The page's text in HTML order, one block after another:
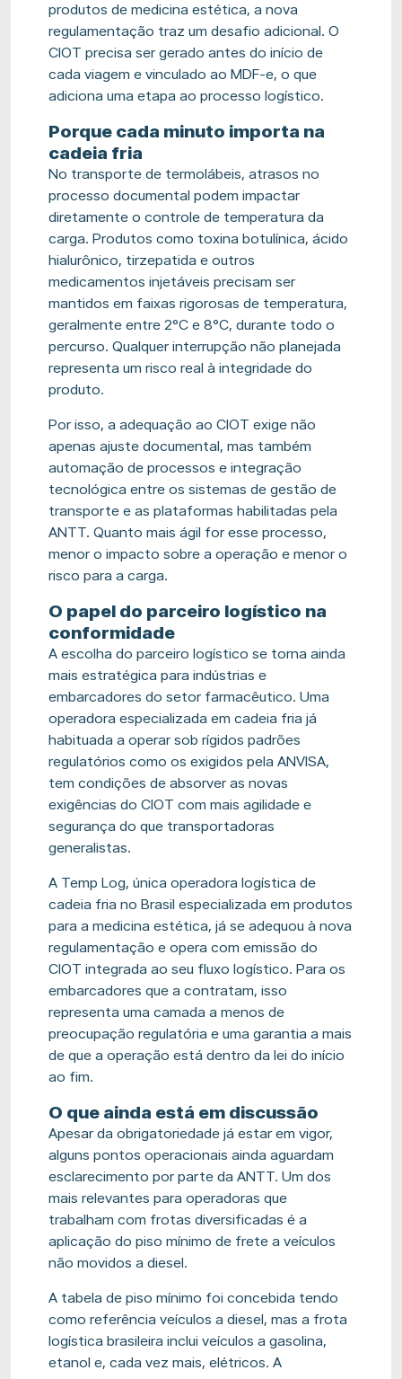
produtos de medicina estética, a nova
regulamentação traz um desafio adicional. O
CIOT precisa ser gerado antes do início de
cada viagem e vinculado ao MDF-e, o que
adiciona uma etapa ao processo logístico.
Porque cada minuto importa na
cadeia fria
No transporte de termolábeis, atrasos no
processo documental podem impactar
diretamente o controle de temperatura da
carga. Produtos como toxina botulínica, ácido
hialurônico, tirzepatida e outros
medicamentos injetáveis precisam ser
mantidos em faixas rigorosas de temperatura,
geralmente entre 2°C e 8°C, durante todo o
percurso. Qualquer interrupção não planejada
representa um risco real à integridade do
produto.
Por isso, a adequação ao CIOT exige não
apenas ajuste documental, mas também
automação de processos e integração
tecnológica entre os sistemas de gestão de
transporte e as plataformas habilitadas pela
ANTT. Quanto mais ágil for esse processo,
menor o impacto sobre a operação e menor o
risco para a carga.
O papel do parceiro logístico na
conformidade
A escolha do parceiro logístico se torna ainda
mais estratégica para indústrias e
embarcadores do setor farmacêutico. Uma
operadora especializada em cadeia fria já
habituada a operar sob rígidos padrões
regulatórios como os exigidos pela ANVISA,
tem condições de absorver as novas
exigências do CIOT com mais agilidade e
segurança do que transportadoras
generalistas.
A Temp Log, única operadora logística de
cadeia fria no Brasil especializada em produtos
para a medicina estética, já se adequou à nova
regulamentação e opera com emissão do
CIOT integrada ao seu fluxo logístico. Para os
embarcadores que a contratam, isso
representa uma camada a menos de
preocupação regulatória e uma garantia a mais
de que a operação está dentro da lei do início
ao fim.
O que ainda está em discussão
Apesar da obrigatoriedade já estar em vigor,
alguns pontos operacionais ainda aguardam
esclarecimento por parte da ANTT. Um dos
mais relevantes para operadoras que
trabalham com frotas diversificadas é a
aplicação do piso mínimo de frete a veículos
não movidos a diesel.
A tabela de piso mínimo foi concebida tendo
como referência veículos a diesel, mas a frota
logística brasileira inclui veículos a gasolina,
etanol e, cada vez mais, elétricos. A